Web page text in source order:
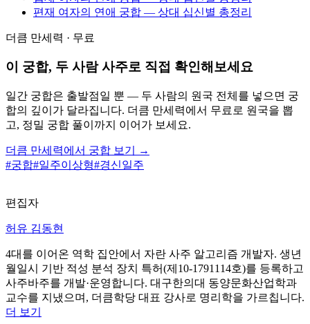
편재 여자의 연애 궁합 — 상대 십신별 총정리
더큼 만세력 · 무료
이 궁합, 두 사람 사주로 직접 확인해보세요
일간 궁합은 출발점일 뿐 — 두 사람의 원국 전체를 넣으면 궁
합의 깊이가 달라집니다. 더큼 만세력에서 무료로 원국을 뽑
고, 정밀 궁합 풀이까지 이어가 보세요.
더큼 만세력에서 궁합 보기 →
#궁합#일주이상형#경신일주
편집자
허유 김동현
4대를 이어온 역학 집안에서 자란 사주 알고리즘 개발자. 생년
월일시 기반 적성 분석 장치 특허(제10-1791114호)를 등록하고
사주바주를 개발·운영합니다. 대구한의대 동양문화산업학과
교수를 지냈으며, 더큼학당 대표 강사로 명리학을 가르칩니다.
더 보기